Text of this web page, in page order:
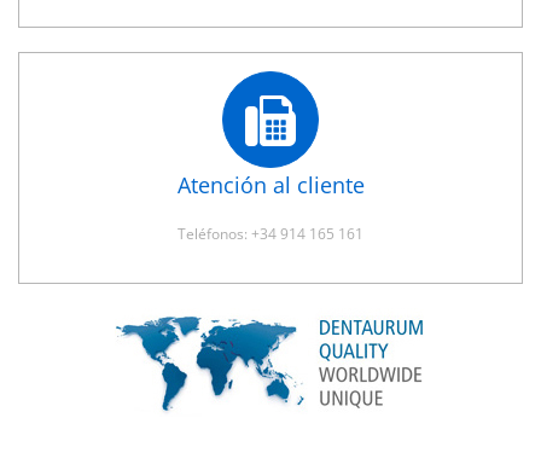
Atención al cliente
Teléfonos: +34 914 165 161